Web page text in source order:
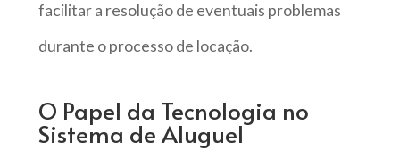
facilitar a resolução de eventuais problemas
durante o processo de locação.
O Papel da Tecnologia no
Sistema de Aluguel